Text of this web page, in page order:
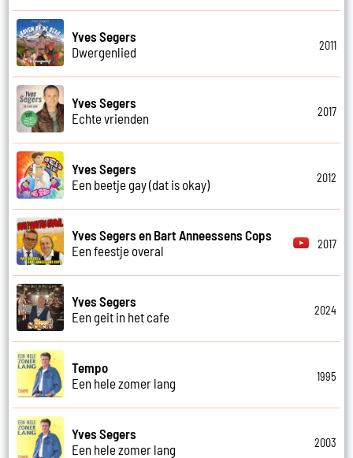
Yves Segers
Dwergenlied
2011
Yves Segers
Echte vrienden
2017
Yves Segers
Een beetje gay (dat is okay)
2012
Yves Segers en Bart Anneessens Cops
Een feestje overal
2017
Yves Segers
Een geit in het cafe
2024
Tempo
Een hele zomer lang
1995
Yves Segers
Een hele zomer lang
2003